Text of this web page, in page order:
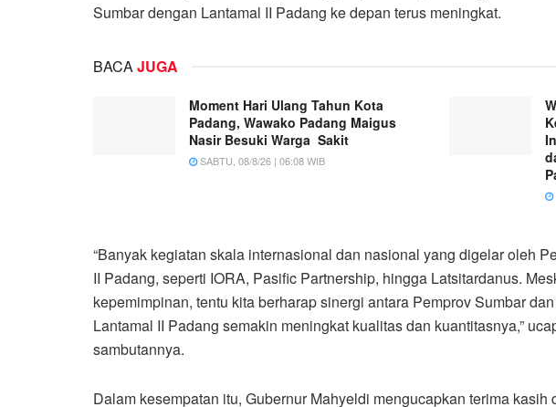
Sumbar dengan Lantamal II Padang ke depan terus meningkat.
BACAJUGA
Moment Hari Ulang Tahun Kota
Padang, Wawako Padang Maigus
Nasir Besuki Warga Sakit
SABTU, 08/8/26 | 06:08 WIB
“Banyak kegiatan skala internasional dan nasional yang digelar oleh
II Padang, seperti IORA, Pasific Partnership, hingga Latsitardanus.
kepemimpinan, tentu kita berharap sinergi antara Pemprov Sumbar
Lantamal II Padang semakin meningkat kualitas dan kuantitasnya,”
sambutannya.
Dalam kesempatan itu, Gubernur Mahyeldi mengucapkan terima kasih